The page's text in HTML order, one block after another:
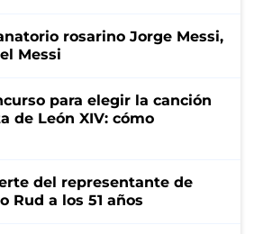
rosarino Jorge Messi,
Messi
para elegir la canción
de León XIV: cómo
del representante de
Rud a los 51 años